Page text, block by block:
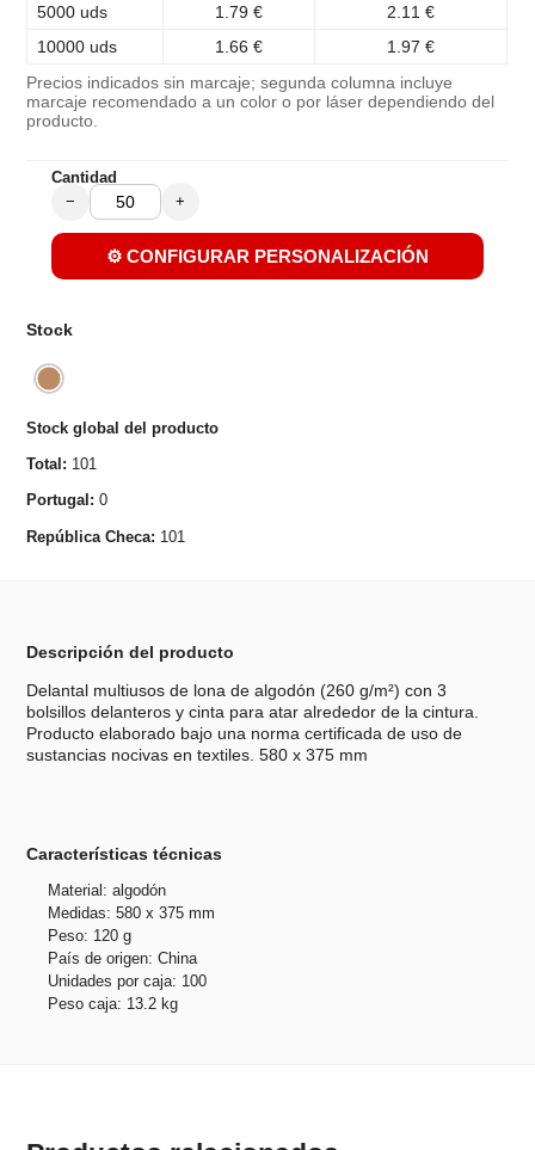
5000 uds
1.79 €
2.11 €
10000 uds
1.66 € 1.97 €
Precios indicados sin marcaje; segunda columna incluye
marcaje recomendado a un color o por láser dependiendo del
producto.
Cantidad
− +
⚙️ CONFIGURAR PERSONALIZACIÓN
Stock
Stock global del producto
Total: 101
Portugal: 0
República Checa: 101
Descripción del producto
Delantal multiusos de lona de algodón (260 g/m²) con 3
bolsillos delanteros y cinta para atar alrededor de la cintura.
Producto elaborado bajo una norma certificada de uso de
sustancias nocivas en textiles. 580 x 375 mm
Características técnicas
Material: algodón
Medidas: 580 x 375 mm
Peso: 120 g
País de origen: China
Unidades por caja: 100
Peso caja: 13.2 kg